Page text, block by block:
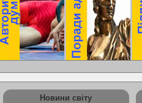
Новини світу